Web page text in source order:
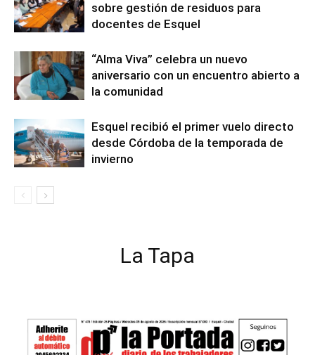
sobre gestión de residuos para
docentes de Esquel
“Alma Viva” celebra un nuevo
aniversario con un encuentro abierto a
la comunidad
Esquel recibió el primer vuelo directo
desde Córdoba de la temporada de
invierno
La Tapa